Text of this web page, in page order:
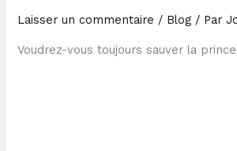
Laisser un commentaire / Blog / Par
Voudrez-vous toujours sauver la